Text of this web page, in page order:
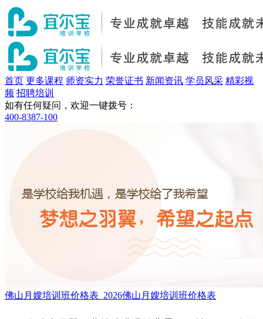
首页 更多课程 师资实力 荣誉证书 新闻资讯 学员风采 精彩视
频 招聘培训
如有任何疑问，欢迎一键拨号：
400-8387-100
佛山月嫂培训班价格表_2026佛山月嫂培训班价格表